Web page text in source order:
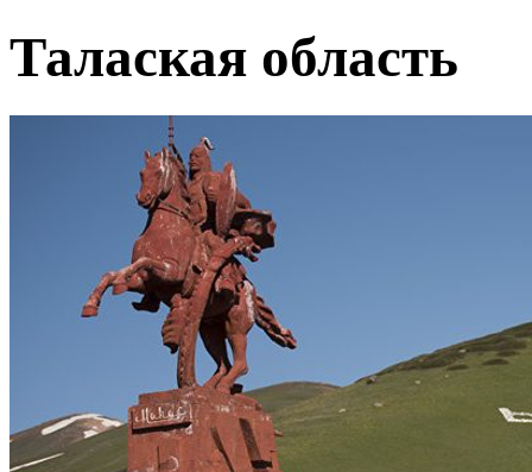
Талаская область